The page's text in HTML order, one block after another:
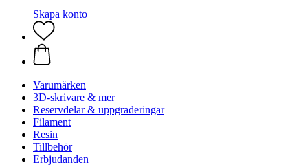
Skapa konto
Varumärken
3D-skrivare & mer
Reservdelar & uppgraderingar
Filament
Resin
Tillbehör
Erbjudanden